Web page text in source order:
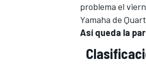
problema el
Yamaha de
Así queda la